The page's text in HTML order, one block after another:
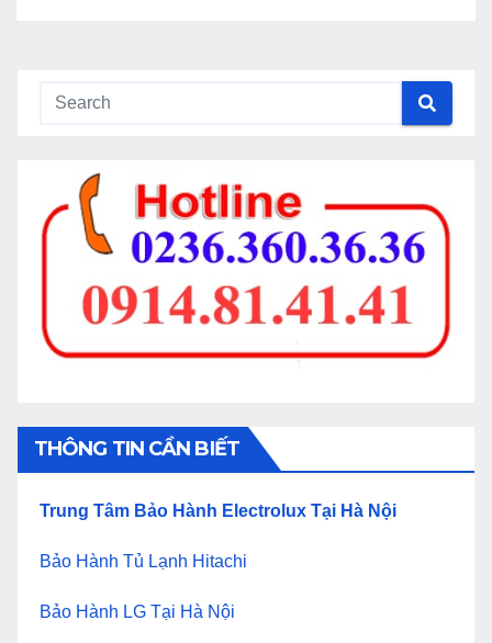
THÔNG TIN CẦN BIẾT
Trung Tâm Bảo Hành Electrolux Tại Hà Nội
Bảo Hành Tủ Lạnh Hitachi
Bảo Hành LG Tại Hà Nội